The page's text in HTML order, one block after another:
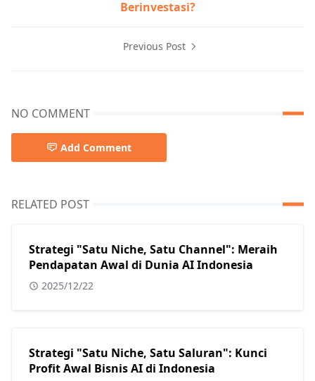
Berinvestasi?
Previous Post
NO COMMENT
Add Comment
RELATED POST
Strategi "Satu Niche, Satu Channel": Meraih
Pendapatan Awal di Dunia AI Indonesia
2025/12/22
Strategi "Satu Niche, Satu Saluran": Kunci
Profit Awal Bisnis AI di Indonesia